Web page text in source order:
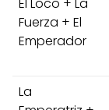
El Loco + La
Fuerza + El
Emperador
La